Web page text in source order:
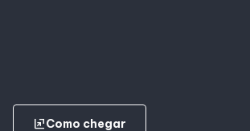
ungroupComo chegar